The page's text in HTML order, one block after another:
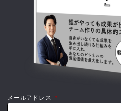
メールアドレス *